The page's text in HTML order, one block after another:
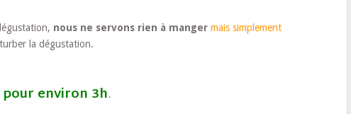
nous ne servons rien à manger mais simplement
la dégustation.
pour environ 3h.